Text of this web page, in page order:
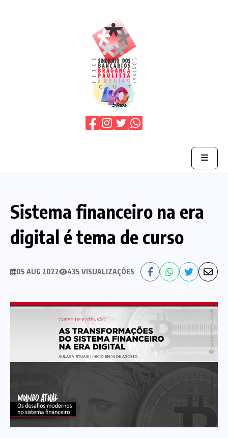
O Sindicato
Nossa História
Agenda das atividades sindicais
Estatuto
Diretoria
Notícias
Bancos
Santander
Bradesco
Convênios
Folha d@s Bancári@s
Sindicalize!
Contato
Sistema financeiro na era
digital é tema de curso
05 AUG 2022 435 VISUALIZAÇÕES